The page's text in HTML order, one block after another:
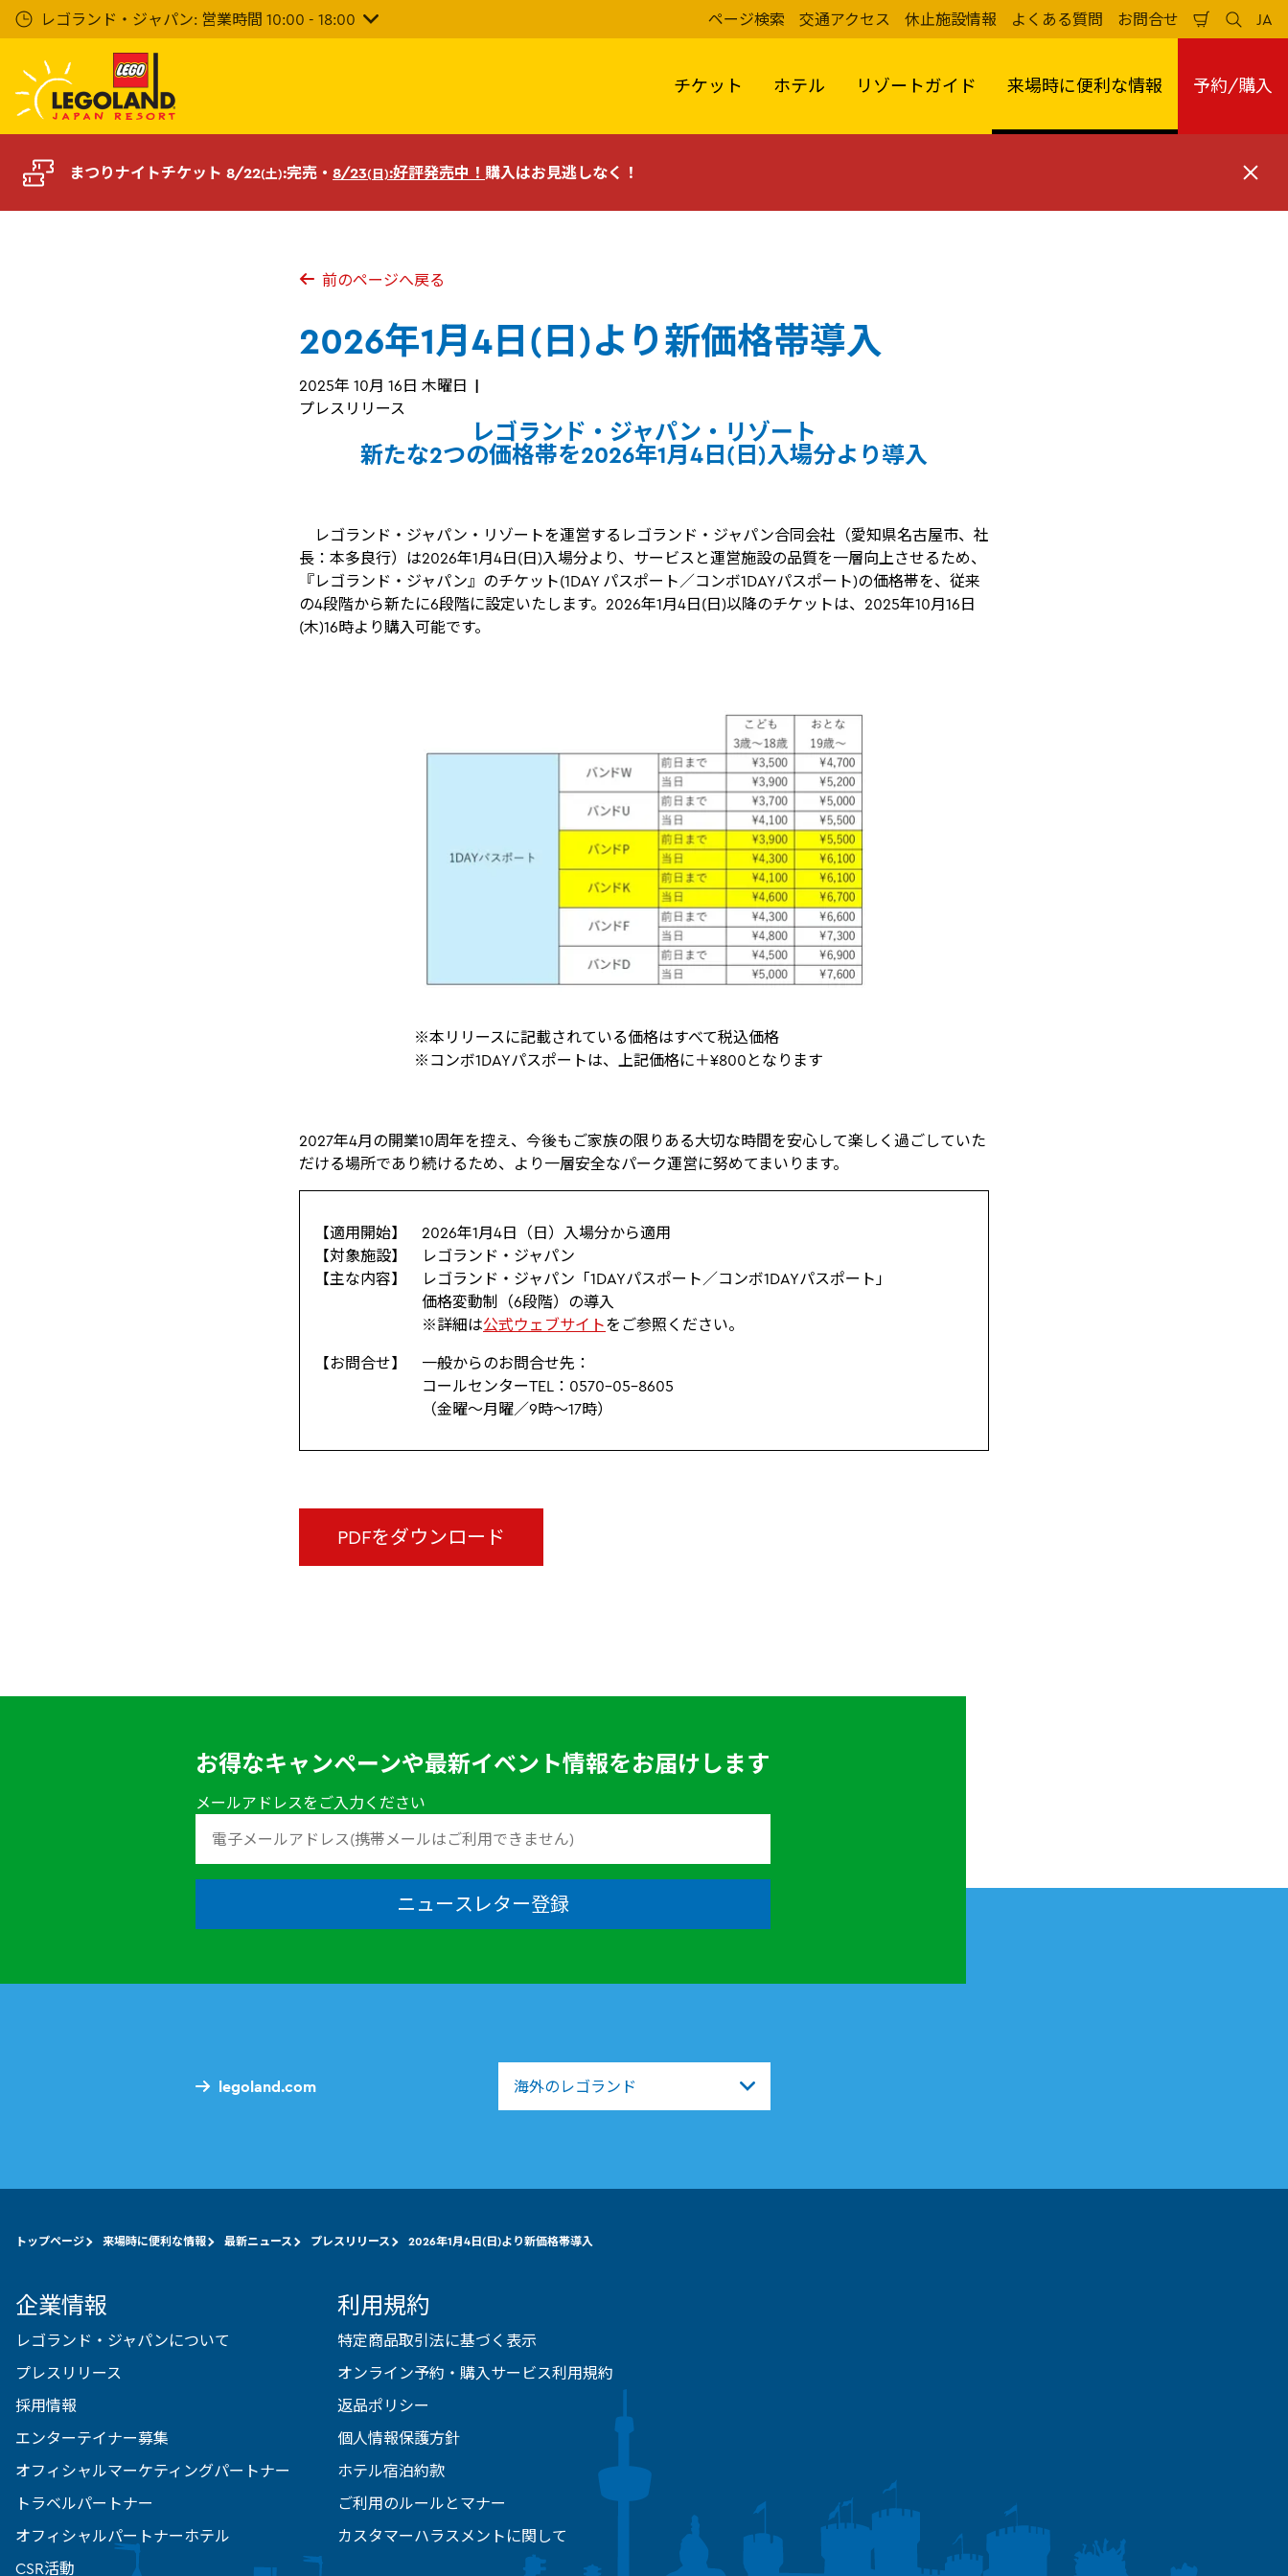
イ
レゴランド・ジャパン: 営業時間 10:00 - 18:00 ページ検索 交通アクセス 休止施設情報 よくある質問 お問合せ
い
か
ご
検
索
る
JA
日
本
チケット ホテル リゾートガイド 来場時に便利な情報 予約/購入
まつりナイトチケット 8/22(土):完売・ 8/23(日):好評発売中！ 購入はお見逃しなく！
閉
る
前のページへ戻る
2026年1月4日(日)より新価格帯導入
2025年 10月 16日 木曜日
プレスリリース
レゴランド・ジャパン・リゾート
新たな2つの価格帯を2026年1月4日(日)入場分より導入
レゴランド・ジャパン・リゾートを運営するレゴランド・ジャパン合同会社（愛知県名古屋市、社
長：本多良行）は2026年1月4日(日)入場分より、サービスと運営施設の品質を一層向上させるため、
『レゴランド・ジャパン』のチケット(1DAY パスポート／コンボ1DAYパスポート)の価格帯を、従来
の4段階から新たに6段階に設定いたします。2026年1月4日(日)以降のチケットは、2025年10月16日
(木)16時より購入可能です。
※本リリースに記載されている価格はすべて税込価格
※コンボ1DAYパスポートは、上記価格に＋¥800となります
2027年4月の開業10周年を控え、今後もご家族の限りある大切な時間を安心して楽しく過ごしていた
だける場所であり続けるため、より一層安全なパーク運営に努めてまいります。
【適用開始】 2026年1月4日（日）入場分から適用​
【対象施設】 レゴランド・ジャパン​
【主な内容】 レゴランド・ジャパン「1DAYパスポート／コンボ1DAYパスポート」
価格変動制（6段階）の導入​
※詳細は公式ウェブサイトをご参照ください。​
【お問合せ】 一般からのお問合せ先：
コールセンターTEL：0570-05-8605
（金曜～月曜／9時～17時）
PDFをダウンロード
お得なキャンペーンや最新イベント情報をお届けします
メールアドレスをご入力ください
ニュースレター登録
legoland.com 海外のレゴランド
トップページ 来場時に便利な情報 最新ニュース プレスリリース 2026年1月4日(日)より新価格帯導入
企業情報
レゴランド・ジャパンについて
プレスリリース
採用情報
エンターテイナー募集
オフィシャルマーケティングパートナー
トラベルパートナー
オフィシャルパートナーホテル
CSR活動
利用規約
特定商品取引法に基づく表示
オンライン予約・購入サービス利用規約
返品ポリシー
個人情報保護方針
ホテル宿泊約款
ご利用のルールとマナー
カスタマーハラスメントに関して